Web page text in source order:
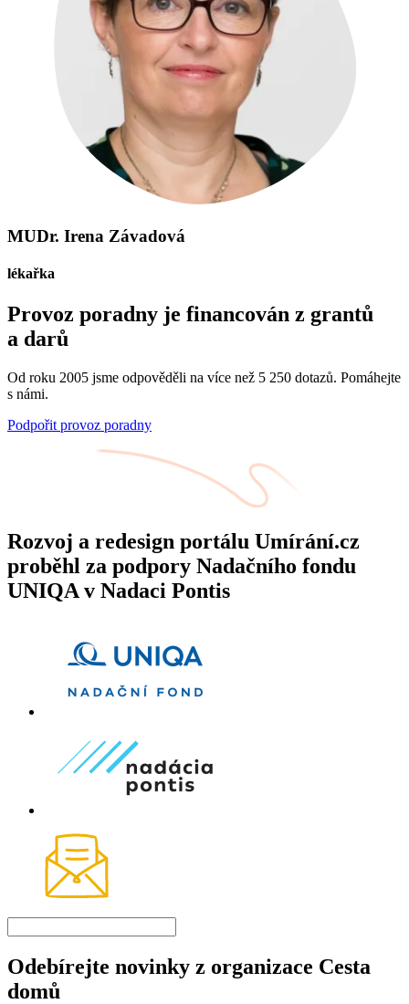
MUDr. Irena Závadová
lékařka
Provoz poradny je financován z grantů
a darů
Od roku 2005 jsme odpověděli na více než 5 250 dotazů. Pomáhejte
s námi.
Podpořit provoz poradny
Rozvoj a redesign portálu Umírání.cz
proběhl za podpory Nadačního fondu
UNIQA v Nadaci Pontis
Odebírejte novinky z organizace Cesta
domů